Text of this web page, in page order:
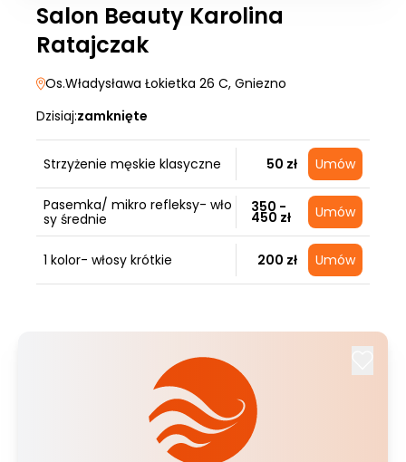
Salon Beauty Karolina
Ratajczak
Os.Władysława Łokietka 26 C, Gniezno
Dzisiaj:zamknięte
Strzyżenie męskie klasyczne 50 zł Umów
Pasemka/ mikro refleksy- wło
sy średnie
350 -
450 zł Umów
1 kolor- włosy krótkie 200 zł Umów